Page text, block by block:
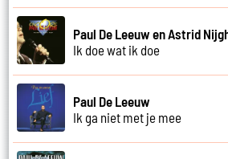
Paul De Leeuw en Astrid
Ik doe wat ik doe
Paul De Leeuw
Ik ga niet met je mee